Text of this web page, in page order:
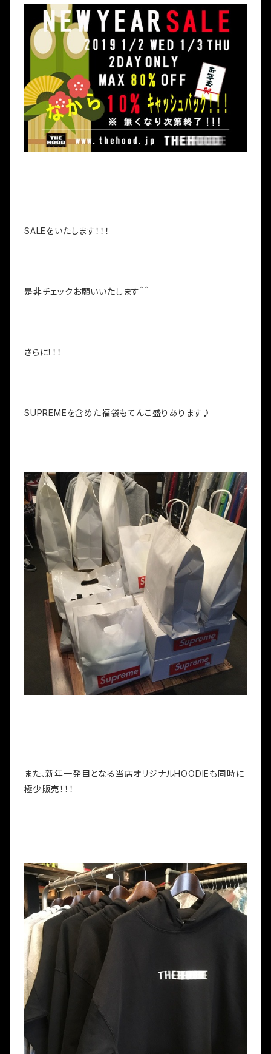
SALEをいたします！！！
是非チェックお願いいたします＾＾
さらに！！！
SUPREMEを含めた福袋もてんこ盛りあります♪
また、新年一発目となる当店オリジナルHOODIEも同時に
極少販売！！！